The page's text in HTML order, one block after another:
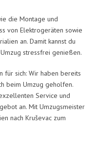
die Montage und
von Elektrogeräten sowie
an. Damit kannst du
stressfrei genießen.
für sich: Wir haben bereits
beim Umzug geholfen.
Service und
an. Mit Umzugsmeister
nach Kruševac zum